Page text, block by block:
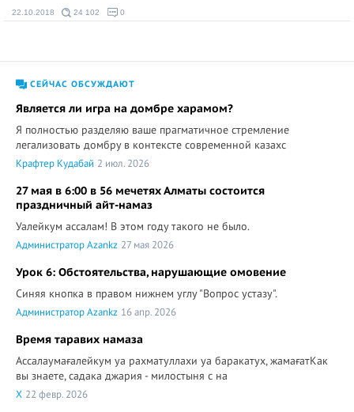
22.10.2018 24 102 0
СЕЙЧАС ОБСУЖДАЮТ
Является ли игра на домбре харамом?
Я полностью разделяю ваше прагматичное стремление
легализовать домбру в контексте современной казахс
Крафтер Кудабай 2 июл. 2026
27 мая в 6:00 в 56 мечетях Алматы состоится
праздничный айт-намаз
Уалейкум ассалам! В этом году такого не было.
Администратор Azankz 27 мая 2026
Урок 6: Обстоятельства, нарушающие омовение
Синяя кнопка в правом нижнем углу "Вопрос устазу".
Администратор Azankz 16 апр. 2026
Время таравих намаза
Ассалаумағалейкум уа рахматуллахи уа баракатух, жамағатКак
вы знаете, садака джария - милостыня с на
X 22 февр. 2026